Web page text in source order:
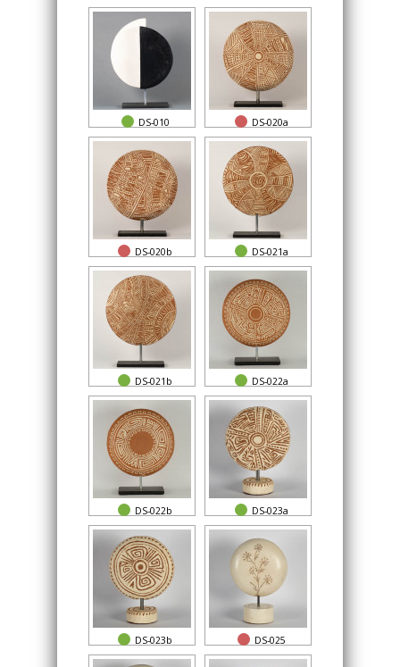
DS-010 DS-020a
DS-020b DS-021a
DS-021b DS-022a
DS-022b DS-023a
DS-023b DS-025